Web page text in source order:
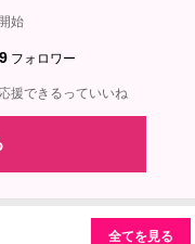
始
フォロワー
援できるっていいね
全てを見る